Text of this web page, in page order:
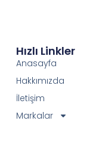
Hızlı Linkler
Anasayfa
Hakkımızda
İletişim
Markalar